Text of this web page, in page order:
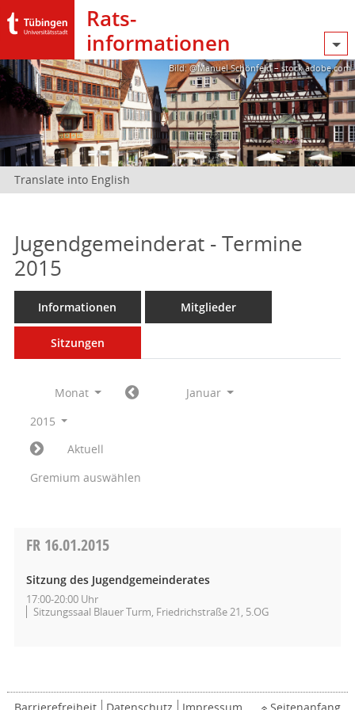
Rats­
informationen
Bild: @Manuel Schönfeld – stock.adobe.com
Translate into English
Jugendgemeinderat - Termine
2015
Informationen Mitglieder
Sitzungen
Monat
Januar
2015
Aktuell
Gremium auswählen
FR 16.01.2015
Sitzung des Jugendgemeinderates
17:00-20:00 Uhr
Sitzungssaal Blauer Turm, Friedrichstraße 21, 5.OG